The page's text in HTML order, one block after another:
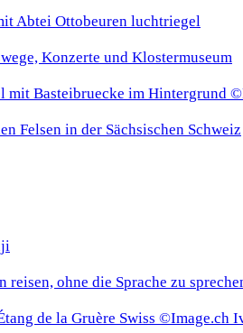
Konzerte und Klostermuseum
Felsen in der Sächsischen Schweiz
reisen, ohne die Sprache zu